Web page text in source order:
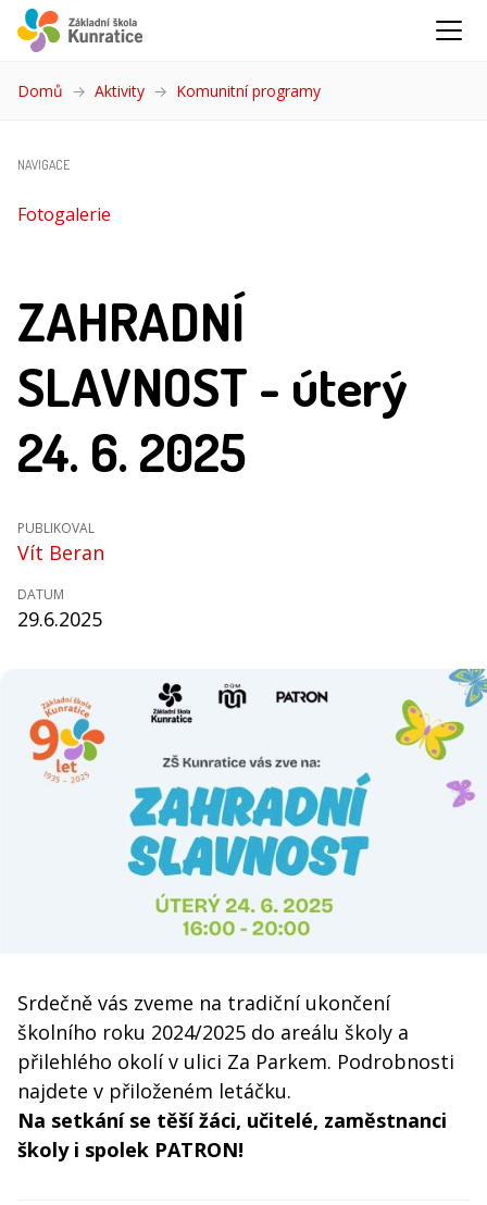
Domů Aktivity Komunitní programy
NAVIGACE
Fotogalerie
ZAHRADNÍ
SLAVNOST - úterý
24. 6. 2025
PUBLIKOVAL
Vít Beran
DATUM
29.6.2025
Srdečně vás zveme na tradiční ukončení
školního roku 2024/2025 do areálu školy a
přilehlého okolí v ulici Za Parkem. Podrobnosti
najdete v přiloženém letáčku.
Na setkání se těší žáci, učitelé, zaměstnanci
školy i spolek PATRON!